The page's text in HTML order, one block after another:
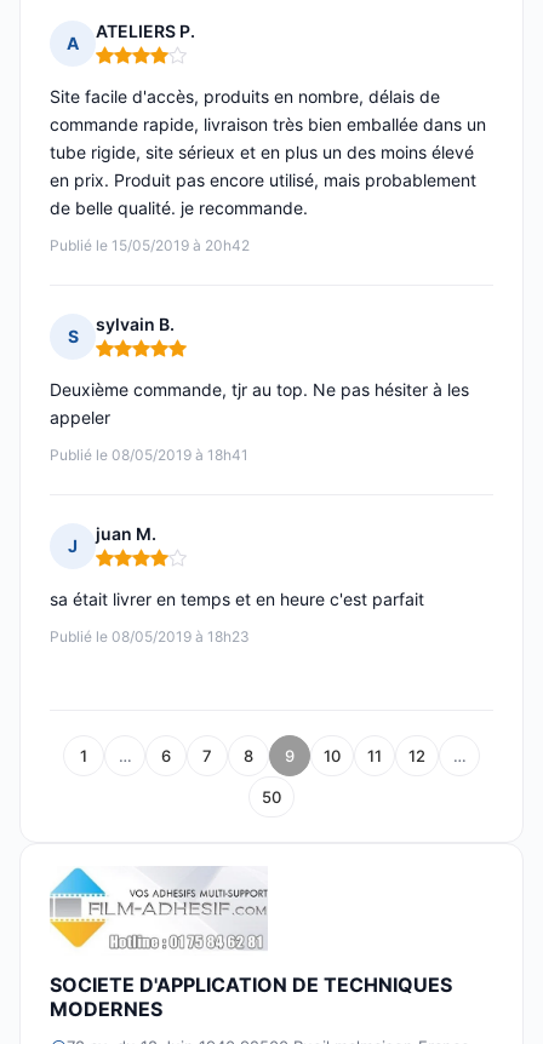
A
ATELIERS P.
Note : 4 sur 5
Publié le 15/05/2019 à 20h42
Site facile d'accès, produits en nombre, délais de
commande rapide, livraison très bien emballée dans un
tube rigide, site sérieux et en plus un des moins élevé
en prix. Produit pas encore utilisé, mais probablement
de belle qualité. je recommande.
S
sylvain B.
Note : 5 sur 5
Publié le 08/05/2019 à 18h41
Deuxième commande, tjr au top. Ne pas hésiter à les
appeler
J
juan M.
Note : 4 sur 5
Publié le 08/05/2019 à 18h23
sa était livrer en temps et en heure c'est parfait
1 … 6 7 8 9 10 11 12 …
50
SOCIETE D'APPLICATION DE TECHNIQUES
MODERNES